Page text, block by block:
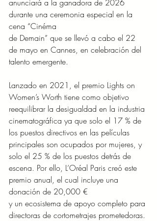
anunciará a la ganadora de 2026
durante una ceremonia especial en la
cena “Cinéma
de Demain” que se llevó a cabo el 22
de mayo en Cannes, en celebración del
talento emergente.
Lanzado en 2021, el premio Lights on
Women’s Worth tiene como objetivo
reequilibrar la desigualdad en la industria
cinematográfica ya que solo el 17 % de
los puestos directivos en las películas
principales son ocupados por mujeres, y
solo el 25 % de los puestos detrás de
escena. Por ello, L’Oréal Paris creó este
premio anual, el cual incluye una
donación de 20,000 €
y un ecosistema de apoyo completo para
directoras de cortometrajes prometedoras.